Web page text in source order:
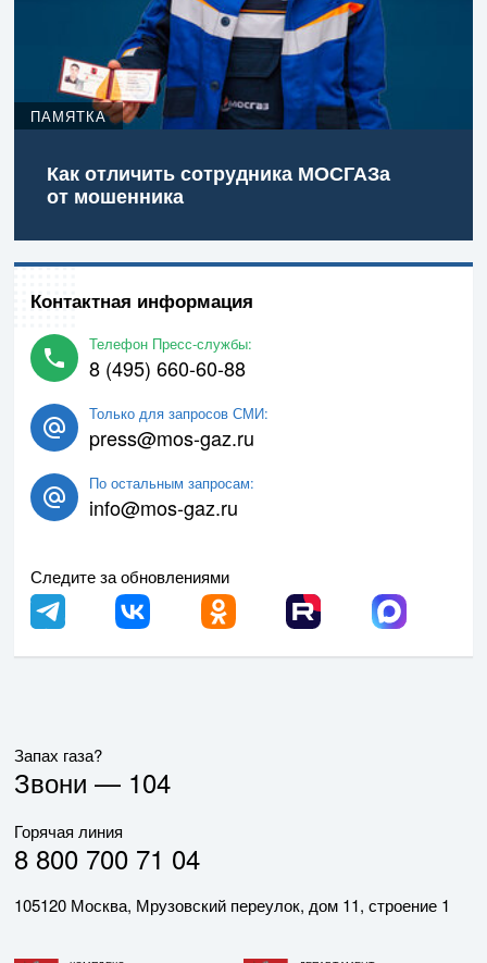
ПАМЯТКА
Как отличить сотрудника МОСГАЗа
от мошенника
Контактная информация
Телефон Пресс-службы:
8 (495) 660-60-88
Только для запросов СМИ:
press@mos-gaz.ru
По остальным запросам:
info@mos-gaz.ru
Следите за обновлениями
Запах газа?
Звони — 104
Горячая линия
8 800 700 71 04
105120 Москва, Мрузовский переулок, дом 11, строение 1